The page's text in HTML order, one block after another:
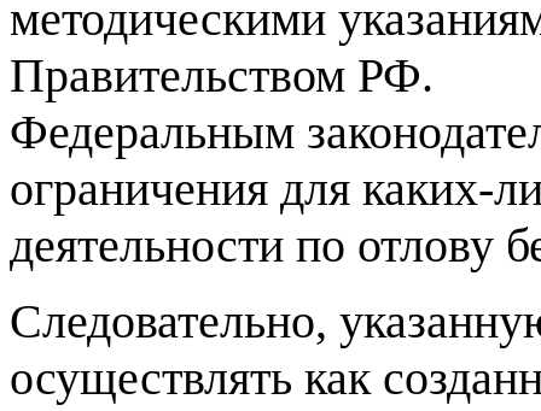
методическими
Правительством РФ.
Федеральным
ограничения для каких-
деятельности по отлову
Следовательно,
осуществлять как